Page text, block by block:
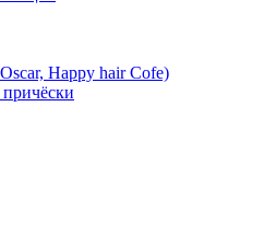
Happy hair Cofe)